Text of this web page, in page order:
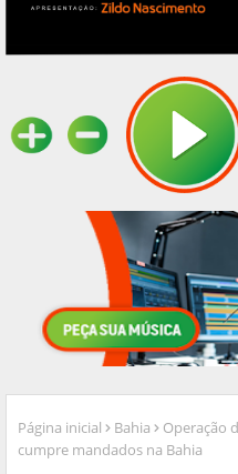
Página inicial Bahia
Operação
cumpre mandados na Bahia